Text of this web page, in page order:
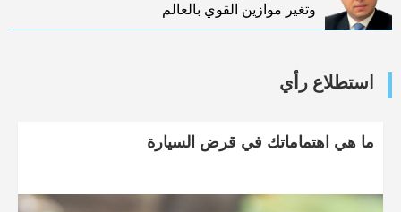
وتغير موازين القوي بالعالم
استطلاع رأي
ما هي اهتماماتك في قرض السيارة